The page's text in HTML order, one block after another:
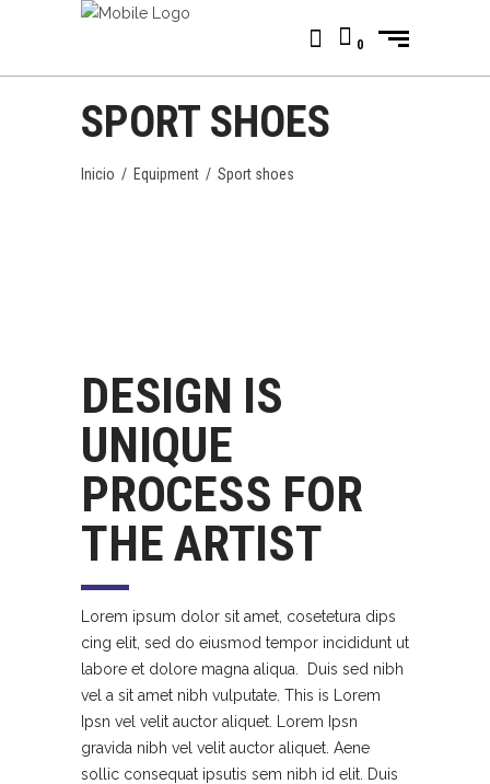
0
SPORT SHOES
Inicio / Equipment / Sport shoes
DESIGN IS
UNIQUE
PROCESS FOR
THE ARTIST
Lorem ipsum dolor sit amet, cosetetura dips
cing elit, sed do eiusmod tempor incididunt ut
labore et dolore magna aliqua. Duis sed nibh
vel a sit amet nibh vulputate. This is Lorem
Ipsn vel velit auctor aliquet. Lorem Ipsn
gravida nibh vel velit auctor aliquet. Aene
sollic consequat ipsutis sem nibh id elit. Duis